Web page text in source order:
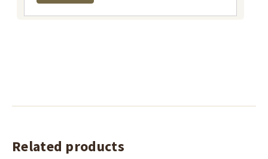
Related products